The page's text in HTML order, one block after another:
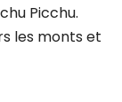
Picchu.
les monts et